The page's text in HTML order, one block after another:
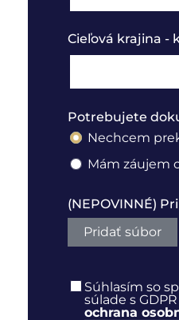
Cieľová krajina -
Potrebujete
Nechcem
Mám záujem
(NEPOVINNÉ)
Pridať súbor
Súhlasím so
súlade s
ochrana